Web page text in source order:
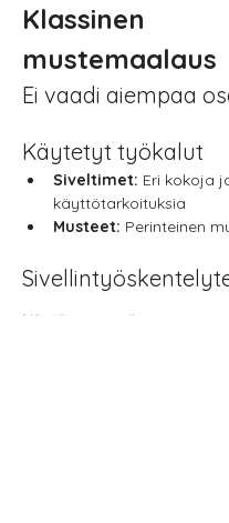
Klassinen
mustemaalaus
Ei vaadi aiempaa
Käytetyt työkalut
Siveltimet: Eri kokoja
käyttötarkoituksia
Musteet: Perinteinen
Näytä enemmän